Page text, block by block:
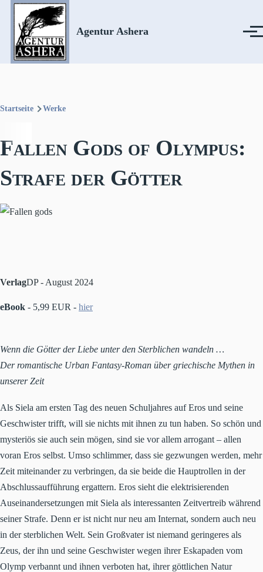
Direkt zum Inhalt
Agentur Ashera Menü
Startseite Werke
Fallen Gods of Olympus:
Strafe der Götter
VerlagDP - August 2024
eBook - 5,99 EUR - hier
Wenn die Götter der Liebe unter den Sterblichen wandeln …
Der romantische Urban Fantasy-Roman über griechische Mythen in
unserer Zeit
Als Siela am ersten Tag des neuen Schuljahres auf Eros und seine
Geschwister trifft, will sie nichts mit ihnen zu tun haben. So schön und
mysteriös sie auch sein mögen, sind sie vor allem arrogant – allen
voran Eros selbst. Umso schlimmer, dass sie gezwungen werden, mehr
Zeit miteinander zu verbringen, da sie beide die Hauptrollen in der
Abschlussaufführung ergattern. Eros sieht die elektrisierenden
Auseinandersetzungen mit Siela als interessanten Zeitvertreib während
seiner Strafe. Denn er ist nicht nur neu am Internat, sondern auch neu
in der sterblichen Welt. Sein Großvater ist niemand geringeres als
Zeus, der ihn und seine Geschwister wegen ihrer Eskapaden vom
Olymp verbannt und ihnen verboten hat, ihrer göttlichen Natur